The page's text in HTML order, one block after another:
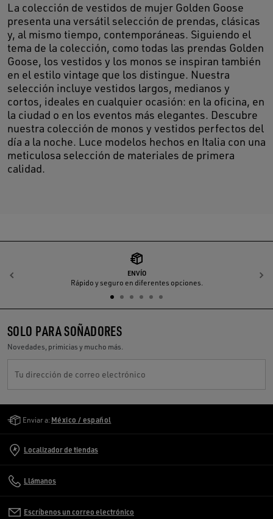
La colección de vestidos de mujer Golden Goose
presenta una versátil selección de prendas, clásicas
y, al mismo tiempo, contemporáneas. Siguiendo el
tema de la colección, como todas las prendas Golden
Goose, los vestidos y los monos se inspiran también
en el estilo vintage que los distingue. Nuestra
selección incluye vestidos largos, medianos y
cortos, ideales en cualquier ocasión: en la oficina, en
la ciudad o en los eventos más elegantes. Descubre
nuestra colección de monos y vestidos perfectos del
día a la noche. Luce modelos hechos en Italia con una
meticulosa selección de materiales de primera
calidad.
ENVÍO
Rápido y seguro en diferentes opciones.
Anterior
SOLO PARA SOÑADORES
Novedades, primicias y mucho más.
Tu dirección de correo electrónico
Enviar a: México / español
Localizador de tiendas
Llámanos
Escríbenos un correo electrónico